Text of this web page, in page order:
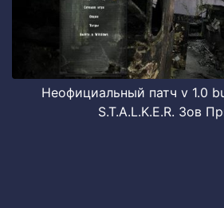
Неофициальный патч v 1.0
S.T.A.L.K.E.R. Зов